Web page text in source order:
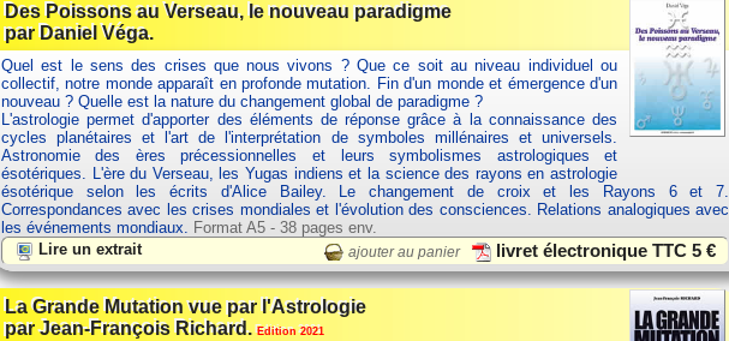
Des Poissons au Verseau, le nouveau paradigme
par Daniel Véga.
Quel est le sens des crises que nous vivons ? Que ce soit au niveau individuel ou
collectif, notre monde apparaît en profonde mutation. Fin d'un monde et émergence d'un
nouveau ? Quelle est la nature du changement global de paradigme ?
L'astrologie permet d'apporter des éléments de réponse grâce à la connaissance des
cycles planétaires et l'art de l'interprétation de symboles millénaires et universels.
Astronomie des ères précessionnelles et leurs symbolismes astrologiques et
ésotériques. L'ère du Verseau, les Yugas indiens et la science des rayons en astrologie
ésotérique selon les écrits d'Alice Bailey. Le changement de croix et les Rayons 6 et 7.
Correspondances avec les crises mondiales et l'évolution des consciences. Relations analogiques avec
les événements mondiaux. Format A5 - 38 pages env.
Lire un extrait
ajouter au panier livret électronique TTC5 €
La Grande Mutation vue par l'Astrologie
par Jean-François Richard.Edition 2021